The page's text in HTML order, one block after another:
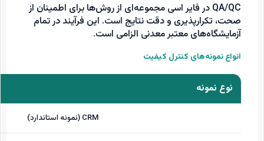
QA/QC در فایر اسی مجموعه‌ای از روش‌ها برای اطمینان از
صحت، تکرارپذیری و دقت نتایج است. این فرآیند در تمام
آزمایشگاه‌های معتبر معدنی الزامی است.
انواع نمونه‌های کنترل کیفیت
نوع نمونه
CRM (نمونه استاندارد)